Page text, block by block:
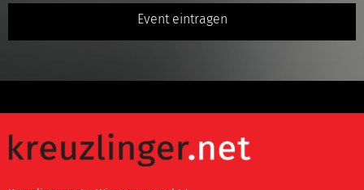
Event eintragen